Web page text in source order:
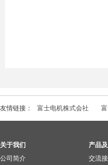
友情链接： 富士电机株式会社
关于我们
公司简介
产品
交流